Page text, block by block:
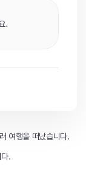
.
여행을 떠났습니다.
.